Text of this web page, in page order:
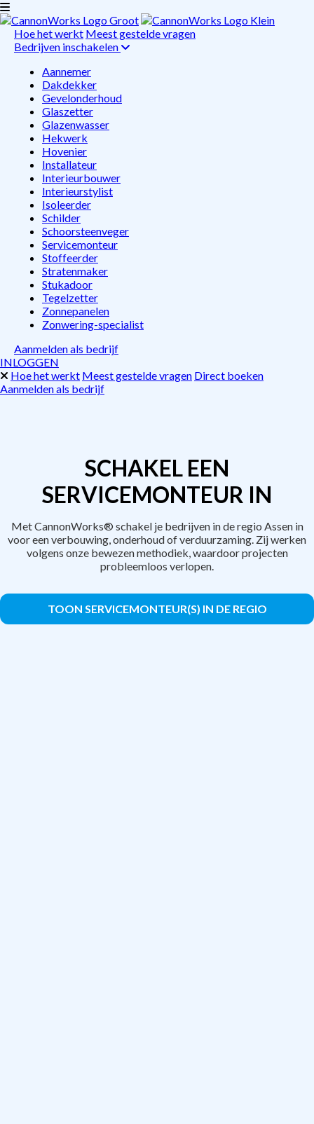
Hoe het werkt Meest gestelde vragen
Bedrijven inschakelen
Aannemer
Dakdekker
Gevelonderhoud
Glaszetter
Glazenwasser
Hekwerk
Hovenier
Installateur
Interieurbouwer
Interieurstylist
Isoleerder
Schilder
Schoorsteenveger
Servicemonteur
Stoffeerder
Stratenmaker
Stukadoor
Tegelzetter
Zonnepanelen
Zonwering-specialist
Aanmelden als bedrijf
INLOGGEN
Hoe het werkt Meest gestelde vragen Direct boeken
Aanmelden als bedrijf
SCHAKEL EEN
SERVICEMONTEUR IN
Met CannonWorks® schakel je bedrijven in de regio Assen in
voor een verbouwing, onderhoud of verduurzaming. Zij werken
volgens onze bewezen methodiek, waardoor projecten
probleemloos verlopen.
TOON SERVICEMONTEUR(S) IN DE REGIO